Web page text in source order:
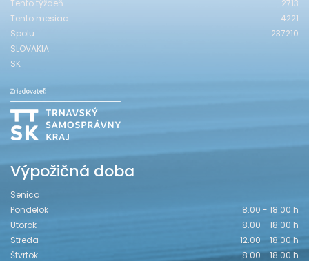
Tento týždeň
2713
Tento mesiac
4221
Spolu
237210
SLOVAKIA
SK
Výpožičná doba
Senica
Pondelok
8.00 - 18.00 h
Utorok
8.00 - 18.00 h
Streda
12.00 - 18.00 h
Štvrtok
8.00 - 18.00 h